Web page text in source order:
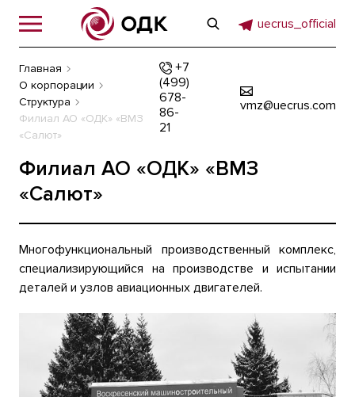
uecrus_official
Главная
О корпорации
Структура
Филиал АО «ОДК» «ВМЗ
«Салют»
+7
(499)
678-
86-
21
vmz@uecrus.com
Филиал АО «ОДК» «ВМЗ
«Салют»
Многофункциональный производственный комплекс,
специализирующийся на производстве и испытании
деталей и узлов авиационных двигателей.